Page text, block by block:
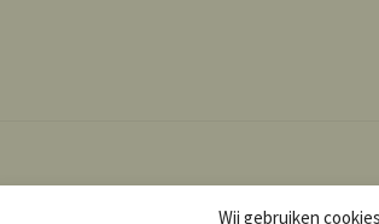
Wij gebruiken cookies